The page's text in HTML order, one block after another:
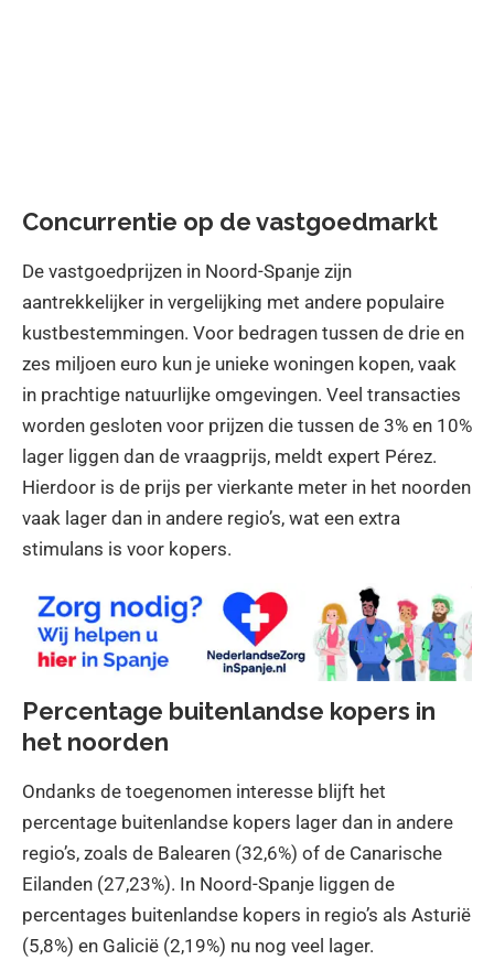
Concurrentie op de vastgoedmarkt
De vastgoedprijzen in Noord-Spanje zijn
aantrekkelijker in vergelijking met andere populaire
kustbestemmingen. Voor bedragen tussen de drie en
zes miljoen euro kun je unieke woningen kopen, vaak
in prachtige natuurlijke omgevingen. Veel transacties
worden gesloten voor prijzen die tussen de 3% en 10%
lager liggen dan de vraagprijs, meldt expert Pérez.
Hierdoor is de prijs per vierkante meter in het noorden
vaak lager dan in andere regio’s, wat een extra
stimulans is voor kopers.
Percentage buitenlandse kopers in
het noorden
Ondanks de toegenomen interesse blijft het
percentage buitenlandse kopers lager dan in andere
regio’s, zoals de Balearen (32,6%) of de Canarische
Eilanden (27,23%). In Noord-Spanje liggen de
percentages buitenlandse kopers in regio’s als Asturië
(5,8%) en Galicië (2,19%) nu nog veel lager.